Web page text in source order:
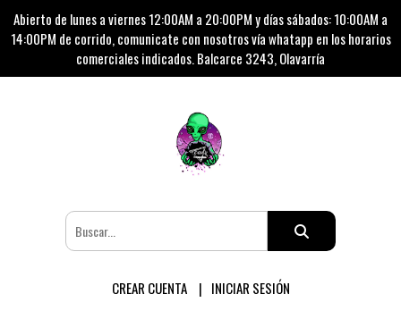
Abierto de lunes a viernes 12:00AM a 20:00PM y días sábados: 10:00AM a
14:00PM de corrido, comunicate con nosotros vía whatapp en los horarios
comerciales indicados. Balcarce 3243, Olavarría
CREAR CUENTA INICIAR SESIÓN